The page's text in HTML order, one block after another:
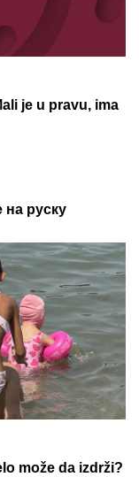
je u pravu, ima
на руску
može da izdrži?